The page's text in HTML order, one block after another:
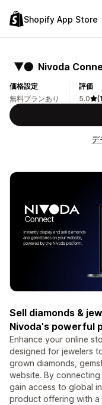
Shopify App Store
Nivoda
価格設定
無料プランあり
評価
5.0
デ
Sell diamonds &
Nivoda's powerful
Enhance your online
designed for jewelers
grown diamonds,
website. By
gain access to global
product offering with a